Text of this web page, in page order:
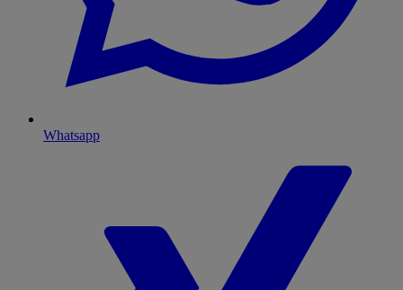
Whatsapp